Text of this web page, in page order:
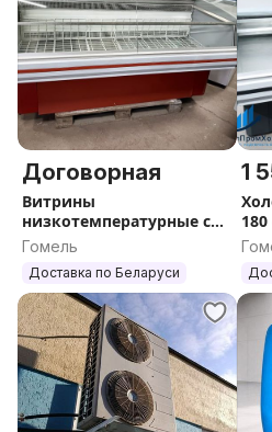
Договорная
Витрины
низкотемпературные с
доставкой
Гомель
Доставка по Беларуси
1